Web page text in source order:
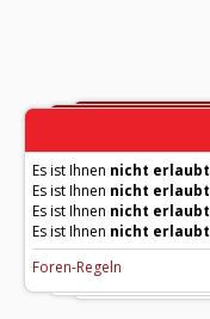
Es ist Ihnen nicht erlaubt
Es ist Ihnen nicht erlaubt
Es ist Ihnen nicht erlaubt
Es ist Ihnen nicht erlaubt
Foren-Regeln